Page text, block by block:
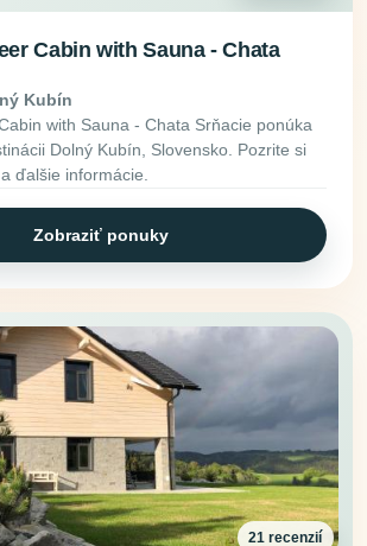
Cabin with Sauna - Chata
Kubín
with Sauna - Chata Srňacie ponúka
Dolný Kubín, Slovensko. Pozrite si
ďalšie informácie.
Zobraziť ponuky
21 recenzií